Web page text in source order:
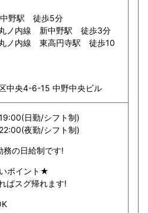
野駅 徒歩5分
ノ内線 新中野駅 徒歩3分
ノ内線 東高円寺駅 徒歩10
中央4-6-15 中野中央ビル
日勤/シフト制)
夜勤/シフト制)
務の日給制です!
ポイント★
ばスグ帰れます!